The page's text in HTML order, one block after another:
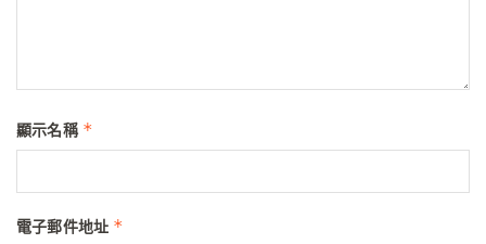
顯示名稱 *
電子郵件地址 *